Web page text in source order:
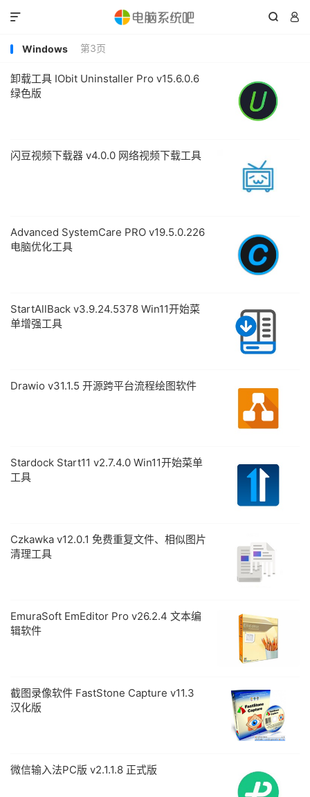
 

Windows 第3页
卸载工具 IObit Uninstaller Pro v15.6.0.6
绿色版
闪豆视频下载器 v4.0.0 网络视频下载工具
Advanced SystemCare PRO v19.5.0.226
电脑优化工具
StartAllBack v3.9.24.5378 Win11开始菜
单增强工具
Drawio v31.1.5 开源跨平台流程绘图软件
Stardock Start11 v2.7.4.0 Win11开始菜单
工具
Czkawka v12.0.1 免费重复文件、相似图片
清理工具
EmuraSoft EmEditor Pro v26.2.4 文本编
辑软件
截图录像软件 FastStone Capture v11.3
汉化版
微信输入法PC版 v2.1.1.8 正式版